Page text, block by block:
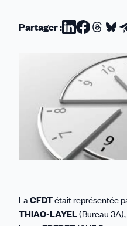
Partager :Partager
Linkedin
Partager
sursur
La CFDTétait représentée
THIAO-LAYEL(Bureau